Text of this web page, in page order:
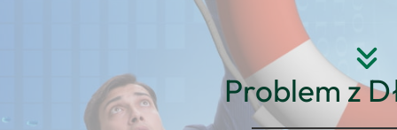
Problem z
Strona główna O nas